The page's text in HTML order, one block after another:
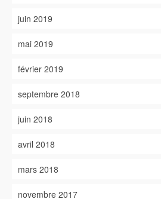
juin 2019
mai 2019
février 2019
septembre 2018
juin 2018
avril 2018
mars 2018
novembre 2017